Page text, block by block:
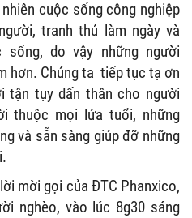
cuộc sống công nghiệp
tranh thủ làm ngày và
do vậy những người
hơn. Chúng ta tiếp tục tạ ơn
tận tụy dấn thân cho người
thuộc mọi lứa tuổi, những
và sẵn sàng giúp đỡ những
mời gọi của ĐTC Phanxico,
nghèo, vào lúc 8g30 sáng